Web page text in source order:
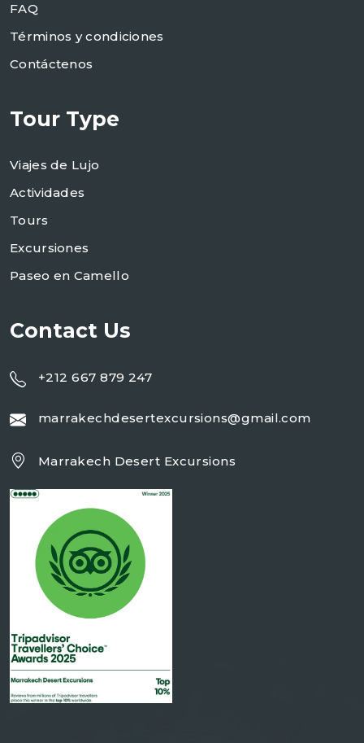
FAQ
Términos y condiciones
Contáctenos
Tour Type
Viajes de Lujo
Actividades
Tours
Excursiones
Paseo en Camello
Contact Us
+212 667 879 247
marrakechdesertexcursions@gmail.com
Marrakech Desert Excursions